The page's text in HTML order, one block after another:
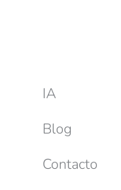
IA
Blog
Contacto